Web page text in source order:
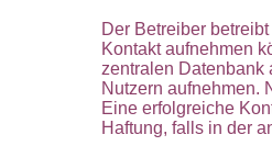
Der Betreiber
Kontakt aufnehmen
zentralen Datenbank
Nutzern aufnehmen.
Eine erfolgreiche
Haftung, falls in der